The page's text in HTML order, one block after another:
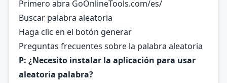
Primero abra GoOnlineTools.com/es/
Buscar palabra aleatoria
Haga clic en el botón generar
Preguntas frecuentes sobre la palabra aleatoria
P: ¿Necesito instalar la aplicación para usar
aleatoria palabra?